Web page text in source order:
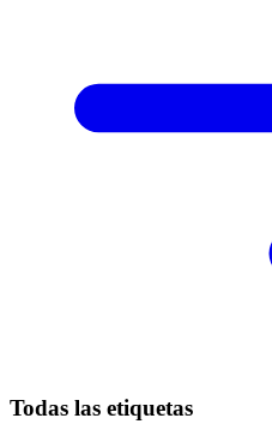
Todas las etiquetas